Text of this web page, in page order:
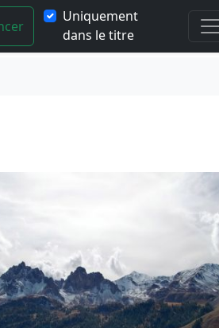
Uniquement
dans le titre